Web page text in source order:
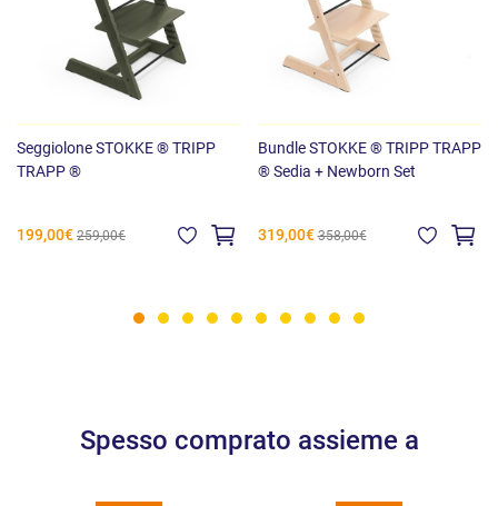
Seggiolone STOKKE ® TRIPP
TRAPP ®
199,00€ 259,00€
Bundle STOKKE ® TRIPP TRAPP
® Sedia + Newborn Set
319,00€ 358,00€
Spesso comprato assieme a